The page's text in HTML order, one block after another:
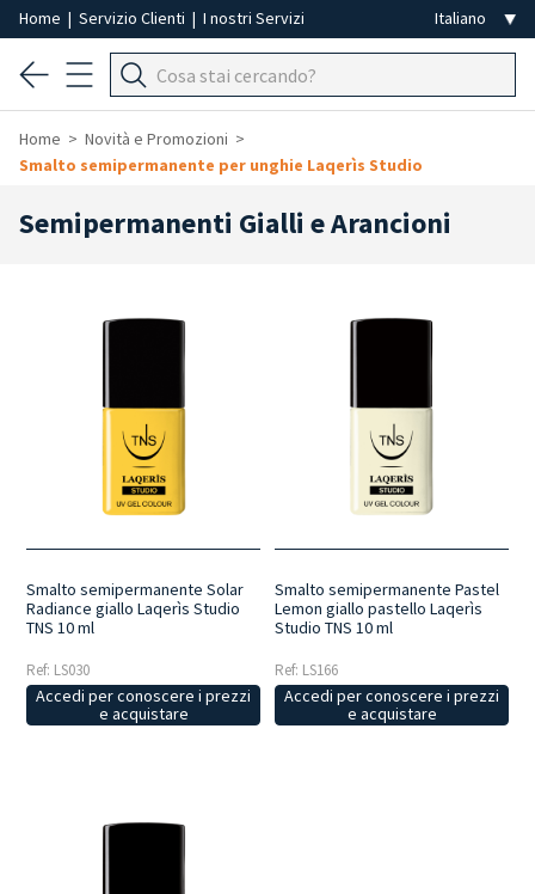
Home | Servizio Clienti | I nostri Servizi
Home
Novità e Promozioni
Smalto semipermanente per unghie Laqerìs Studio
Semipermanenti Gialli e Arancioni
Smalto semipermanente Solar
Radiance giallo Laqerìs Studio
TNS 10 ml
Ref: LS030
Accedi per conoscere i prezzi
e acquistare
Smalto semipermanente Pastel
Lemon giallo pastello Laqerìs
Studio TNS 10 ml
Ref: LS166
Accedi per conoscere i prezzi
e acquistare